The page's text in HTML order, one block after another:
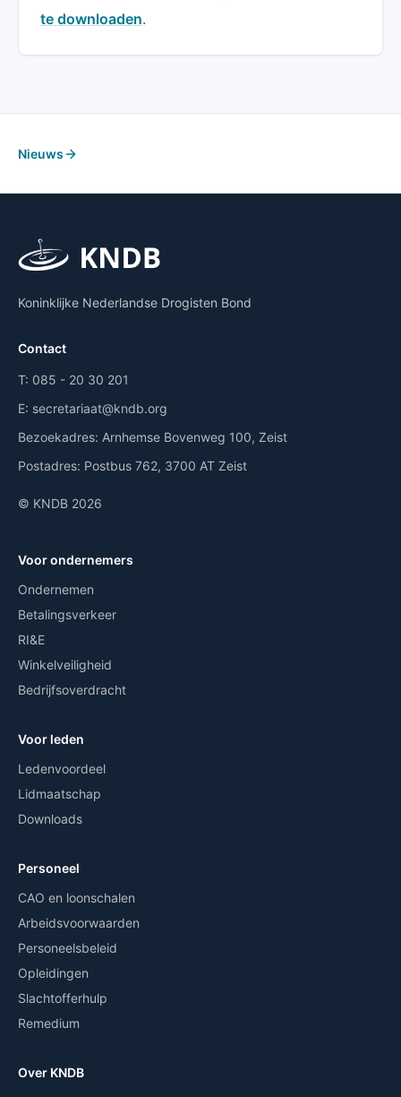
te downloaden.
Nieuws
Koninklijke Nederlandse Drogisten Bond
Contact
T: 085 - 20 30 201
E: secretariaat@kndb.org
Bezoekadres: Arnhemse Bovenweg 100, Zeist
Postadres: Postbus 762, 3700 AT Zeist
© KNDB 2026
Voor ondernemers
Ondernemen
Betalingsverkeer
RI&E
Winkelveiligheid
Bedrijfsoverdracht
Voor leden
Ledenvoordeel
Lidmaatschap
Downloads
Personeel
CAO en loonschalen
Arbeidsvoorwaarden
Personeelsbeleid
Opleidingen
Slachtofferhulp
Remedium
Over KNDB